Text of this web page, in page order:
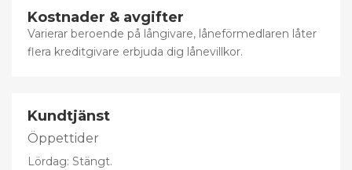
Kostnader & avgifter
Varierar beroende på långivare, låneförmedlaren låter
flera kreditgivare erbjuda dig lånevillkor.
Kundtjänst
Öppettider
Lördag: Stängt.